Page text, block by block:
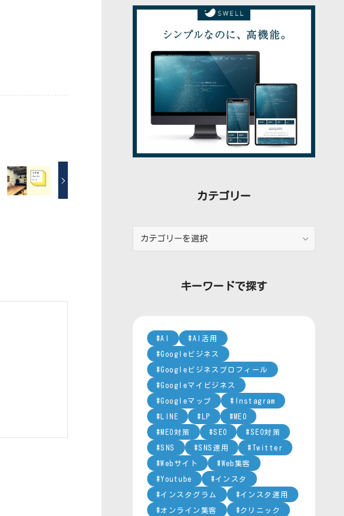
投
カテゴリー
キーワードで探す
AI AI活用
Googleビジネス
Googleビジネスプロフィール
Googleマイビジネス
Googleマップ Instagram
LINE LP MEO
MEO対策 SEO SEO対策
SNS SNS運用 Twitter
Webサイト Web集客
Youtube インスタ
インスタグラム インスタ運用
オンライン集客 クリニック